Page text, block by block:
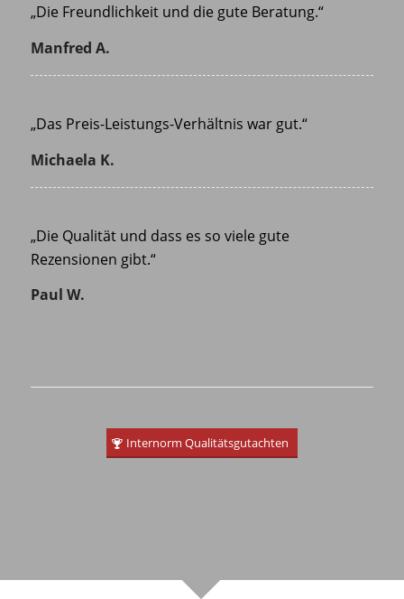
„Die Freundlichkeit und die gute Beratung.“
Manfred A.
„Das Preis-Leistungs-Verhältnis war gut.“
Michaela K.
„Die Qualität und dass es so viele gute
Rezensionen gibt.“
Paul W.
Internorm Qualitätsgutachten